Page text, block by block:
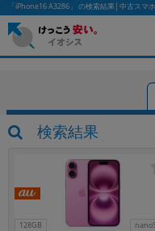
「iPhone16 A3286」 の検索結果│中古スマ
検索結果
128GB
かんたんパソコ
フリーワード
除外ワード